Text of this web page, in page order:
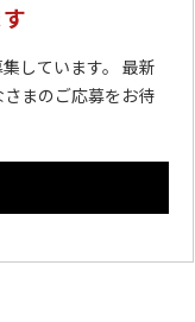
しています。 最新
まのご応募をお待